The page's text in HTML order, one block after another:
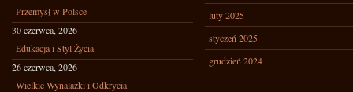
Przemysł w Polsce
30 czerwca, 2026
Edukacja i Styl Życia
26 czerwca, 2026
Wielkie Wynalazki i Odkrycia
luty 2025
styczeń 2025
grudzień 2024